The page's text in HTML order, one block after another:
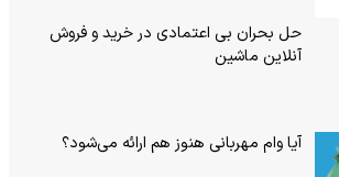
حل بحران بی‌ اعتمادی در خرید و فروش
آنلاین ماشین
آیا وام مهربانی هنوز هم ارائه می‌شود؟